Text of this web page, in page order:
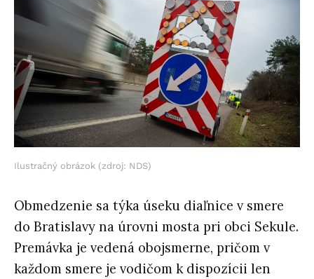
Ilustračný obrázok (zdroj: NDS)
Obmedzenie sa týka úseku diaľnice v smere
do Bratislavy na úrovni mosta pri obci Sekule.
Premávka je vedená obojsmerne, pričom v
každom smere je vodičom k dispozícii len